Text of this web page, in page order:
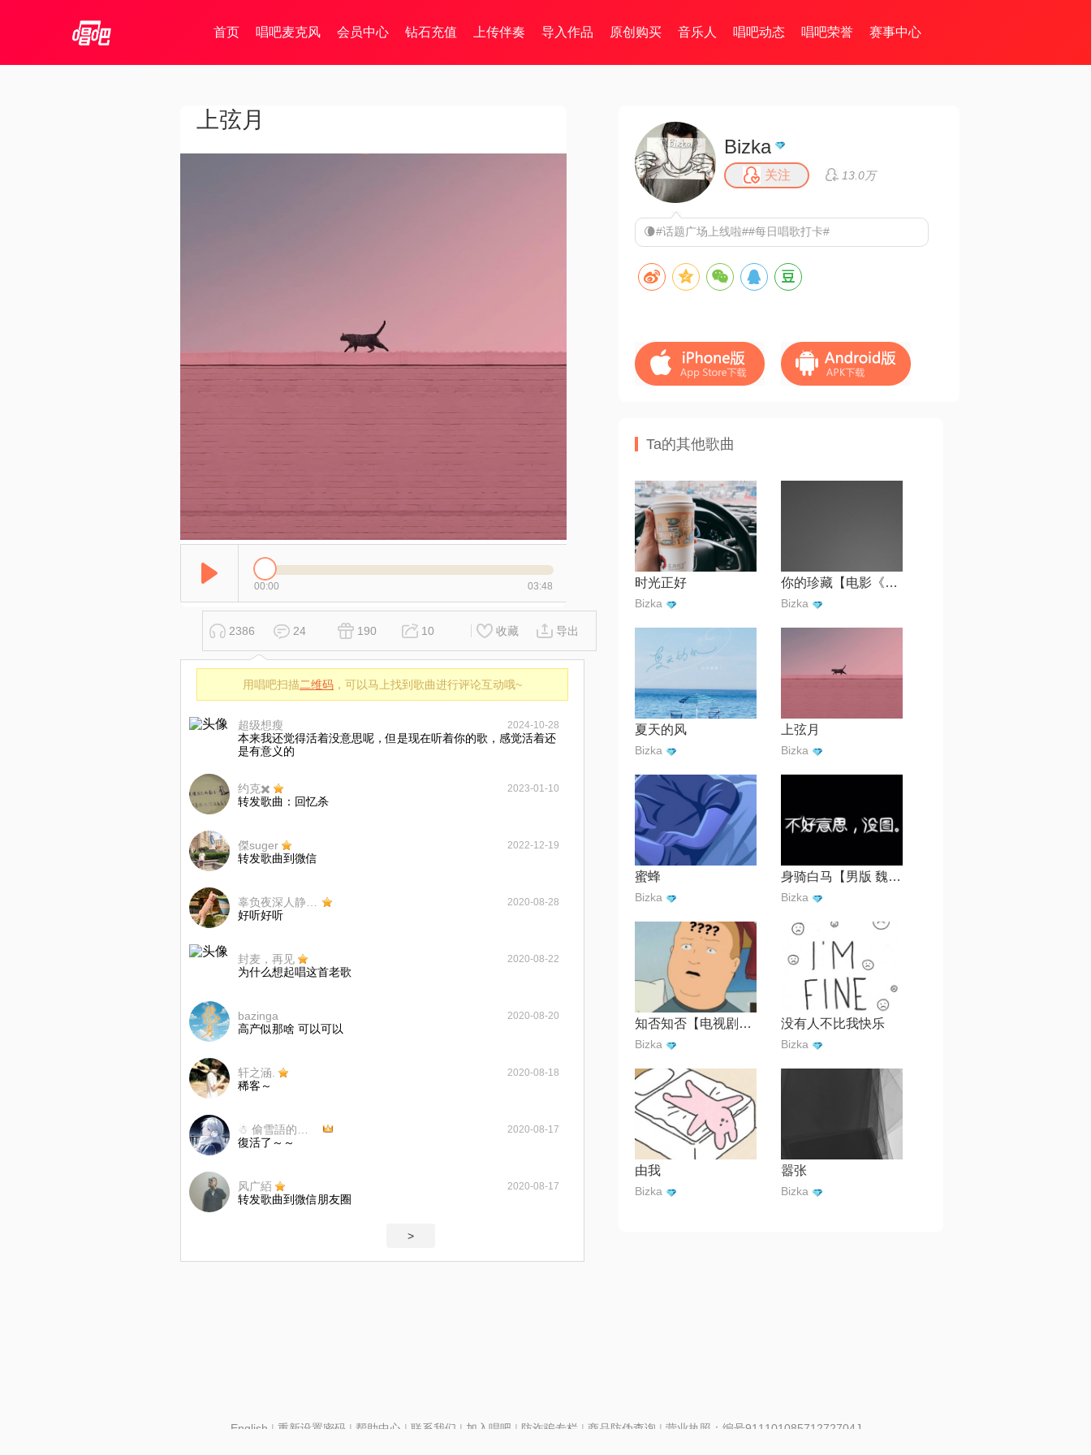
首页 唱吧麦克风 会员中心 钻石充值 上传伴奏 导入作品 原创购买 音乐人 唱吧动态 唱吧荣誉 赛事中心
上弦月
00:00 03:48
2386 24 190 10 收藏 导出
用唱吧扫描二维码 ，可以马上找到歌曲进行评论互动哦~
超级想瘦 2024-10-28
本来我还觉得活着没意思呢，但是现在听着你的歌，感觉活着还
是有意义的
约克✖️ 2023-01-10
转发歌曲：回忆杀
傑suger 2022-12-19
转发歌曲到微信
2020-08-28
好听好听
封麦，再见 2020-08-22
为什么想起唱这首老歌
bazinga 2020-08-20
高产似那啥 可以可以
轩之涵. 2020-08-18
稀客～
2020-08-17
復活了～～
风广絔 2020-08-17
转发歌曲到微信朋友圈
>
Bizka
关注 13.0万
🌘#话题广场上线啦##每日唱歌打卡#
Ta的其他歌曲
时光正好
Bizka
你的珍藏【电影《沐浴之王》情感主题曲】
Bizka
夏天的风
Bizka
上弦月
Bizka
蜜蜂
Bizka
身骑白马【男版 魏晋】
Bizka
知否知否【电视剧《知否知否应是绿肥红瘦》主题曲】
Bizka
没有人不比我快乐
Bizka
由我
Bizka
嚣张
Bizka
English | 重新设置密码| 帮助中心 | 联系我们 | 加入唱吧 | 防诈骗专栏 | 商品防伪查询 | 营业执照：编号91110108571272704J